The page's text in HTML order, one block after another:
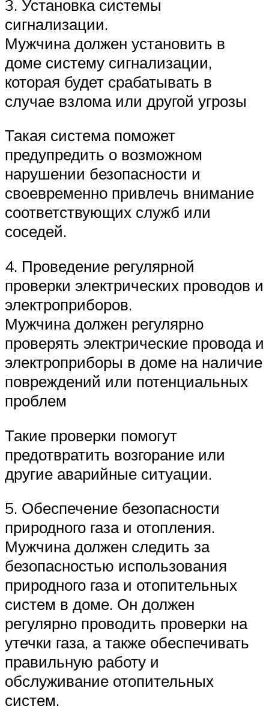
3. Установка системы
сигнализации.
Мужчина должен установить в
доме систему сигнализации,
которая будет срабатывать в
случае взлома или другой угрозы
Такая система поможет
предупредить о возможном
нарушении безопасности и
своевременно привлечь внимание
соответствующих служб или
соседей.
4. Проведение регулярной
проверки электрических проводов и
электроприборов.
Мужчина должен регулярно
проверять электрические провода и
электроприборы в доме на наличие
повреждений или потенциальных
проблем
Такие проверки помогут
предотвратить возгорание или
другие аварийные ситуации.
5. Обеспечение безопасности
природного газа и отопления.
Мужчина должен следить за
безопасностью использования
природного газа и отопительных
систем в доме. Он должен
регулярно проводить проверки на
утечки газа, а также обеспечивать
правильную работу и
обслуживание отопительных
систем.